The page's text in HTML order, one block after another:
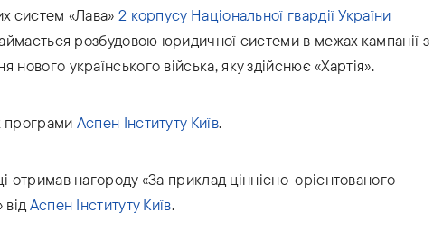
систем «Лава» 2 корпусу Національної гвардії України
розбудовою юридичної системи в межах кампанії з
нового українського війська, яку здійснює «Хартія».
програми Аспен Інституту Київ.
отримав нагороду «За приклад ціннісно-орієнтованого
від Аспен Інституту Київ.